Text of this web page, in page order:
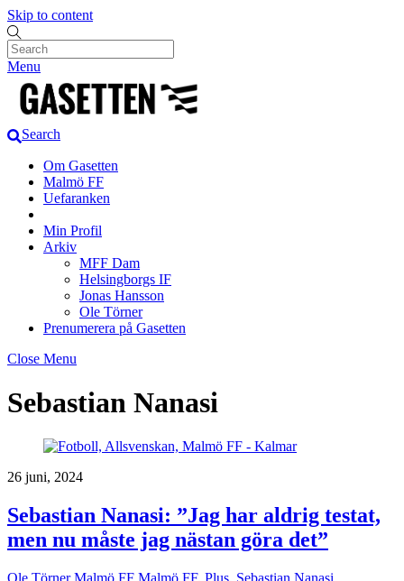
Skip to content
Menu
Search
Om Gasetten
Malmö FF
Uefaranken
Min Profil
Arkiv
MFF Dam
Helsingborgs IF
Jonas Hansson
Ole Törner
Prenumerera på Gasetten
Close Menu
Sebastian Nanasi
26 juni, 2024
Sebastian Nanasi: ”Jag har aldrig testat,
men nu måste jag nästan göra det”